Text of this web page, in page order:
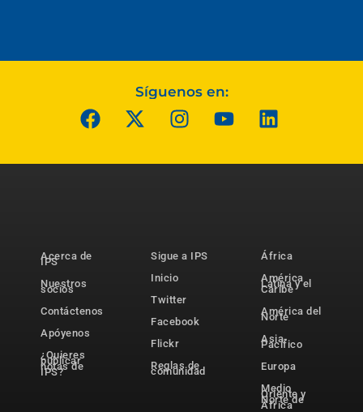
Síguenos en:
Acerca de
IPS
Nuestros
socios
Contáctenos
Apóyenos
¿Quieres
publicar
notas de
IPS?
Sigue a IPS
Inicio
Twitter
Facebook
Flickr
Reglas de
comunidad
África
América
Latina y el
Caribe
América del
Norte
Asia-
Pacífico
Europa
Medio
Oriente y
Norte de
África